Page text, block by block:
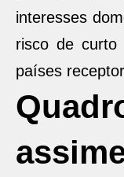
interesses
risco de
países